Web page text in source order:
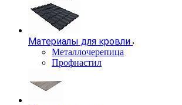
Материалы для кровли
Металлочерепица
Профнастил